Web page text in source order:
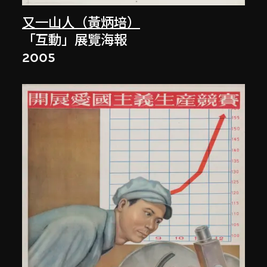
又一山人（黃炳培）
「互動」展覽海報
2005